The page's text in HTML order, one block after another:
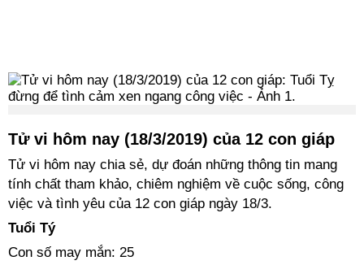
Tử vi hôm nay (18/3/2019) của 12 con giáp
Tử vi hôm nay chia sẻ, dự đoán những thông tin mang
tính chất tham khảo, chiêm nghiệm về cuộc sống, công
việc và tình yêu của 12 con giáp ngày 18/3.
Tuổi Tý
Con số may mắn: 25